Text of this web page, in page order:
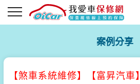
案例分享
【煞車系統維修】
【富昇汽